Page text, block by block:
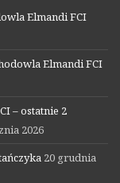
Elmandi FCI
Elmandi FCI
– ostatnie 2
2026
20 grudnia